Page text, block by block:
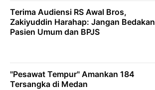
Terima Audiensi RS Awal Bros,
Zakiyuddin Harahap: Jangan Bedakan
Pasien Umum dan BPJS
"Pesawat Tempur" Amankan 184
Tersangka di Medan